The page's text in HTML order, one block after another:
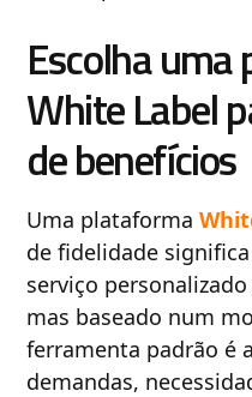
Escolha
White Label
de benefícios
Uma plataforma
de fidelidade
serviço
mas baseado num
ferramenta padrão é
demandas,